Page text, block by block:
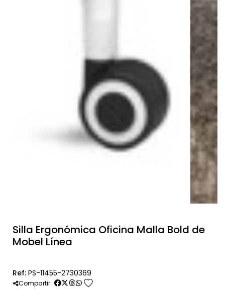
Silla Ergonómica Oficina Malla Bold de
Mobel Línea
Ref: PS-11455-2730369
Compartir: favorite